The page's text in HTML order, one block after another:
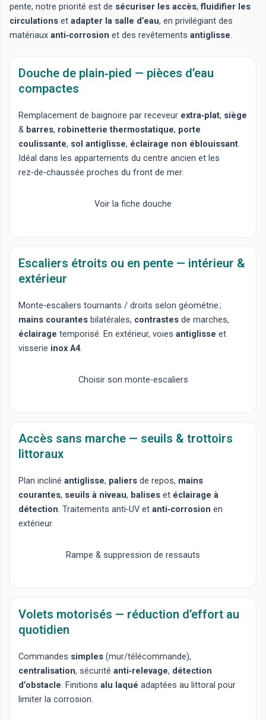
pente, notre priorité est de sécuriser les accès,fluidifier les
circulationset adapter la salle d’eau, en privilégiant des
matériaux anti‑corrosion et des revêtements antiglisse.
Douche de plain‑pied — pièces d’eau
compactes
Remplacement de baignoire par receveur extra‑plat, siège
& barres, robinetterie thermostatique, porte
coulissante, sol antiglisse, éclairage non éblouissant.
Idéal dans les appartements du centre ancien et les
rez‑de‑chaussée proches du front de mer.
Voir la fiche douche
Escaliers étroits ou en pente — intérieur &
extérieur
Monte‑escaliers tournants /droits selon géométrie ;
mains courantes bilatérales, contrastes de marches,
éclairage temporisé. En extérieur, voiesantiglisse et
visserie inox A4.
Choisir son monte‑escaliers
Accès sans marche — seuils & trottoirs
littoraux
Plan incliné antiglisse, paliers de repos, mains
courantes, seuils à niveau, balises et éclairage à
détection. Traitements anti‑UV etanti‑corrosion en
extérieur.
Rampe & suppression de ressauts
Volets motorisés — réduction d’effort au
quotidien
Commandes simples (mur/télécommande),
centralisation, sécuritéanti‑relevage, détection
d’obstacle . Finitionsalu laqué adaptées au littoral pour
limiter la corrosion.